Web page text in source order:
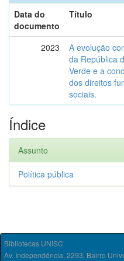
Data do
documento
Título
2023
A evolução
da República
Verde e a
dos direitos
sociais.
Índice
Assunto
Política pública
Bibliotecas UNISC
Av. Independência, 2293, Bairro